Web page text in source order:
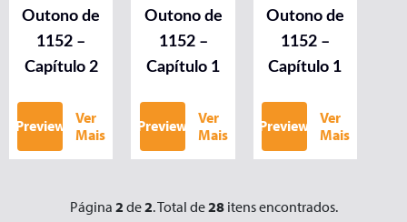
Outono de
1152 –
Capítulo 2
Preview
Ver
Mais
Outono de
1152 –
Capítulo 1
Preview
Ver
Mais
Outono de
1152 –
Capítulo 1
Preview
Ver
Mais
Página 2 de2. Total de28itens encontrados.